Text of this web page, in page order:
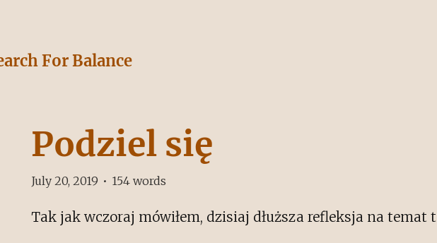
For Balance
Podziel się
July 20, 2019 • 154 words
Tak jak wczoraj mówiłem, dzisiaj dłuższa refleksja na temat